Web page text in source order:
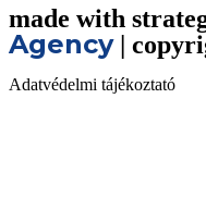
made with
Agency|
Adatvédelmi tájékoztató